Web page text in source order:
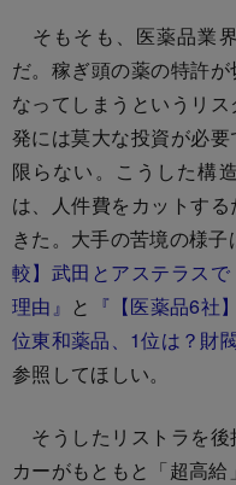
そもそも、医薬品業
だ。稼ぎ頭の薬の特許
なってしまうというリ
発には莫大な投資が必
限らない。こうした構
は、人件費をカットす
きた。大手の苦境の様子
較】武田とアステラス
理由』 と
『【医薬品6社
位東和薬品、1位は？財
参照してほしい。
そうしたリストラを後
カーがもともと「超高給